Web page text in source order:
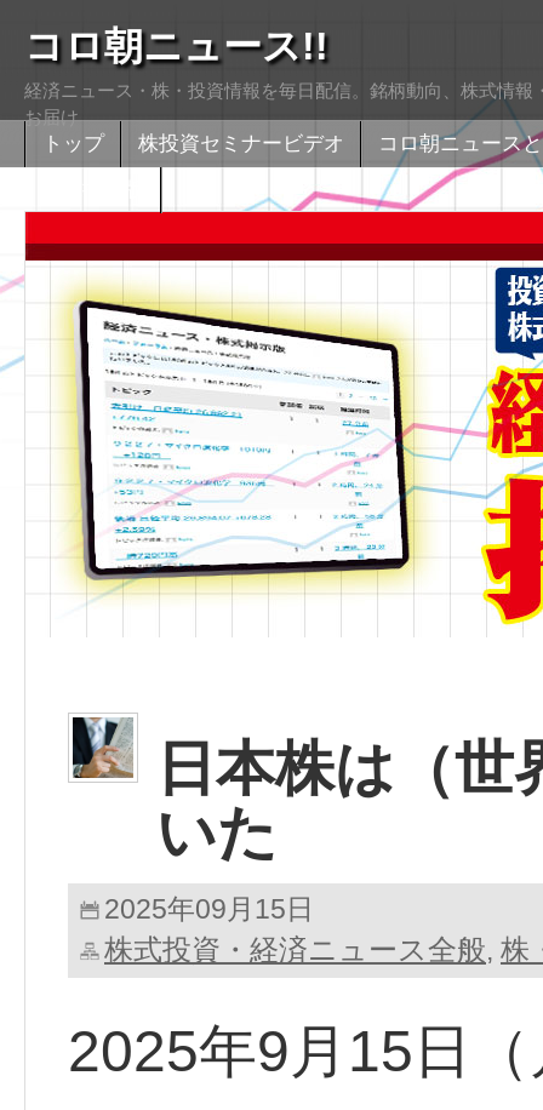
コロ朝ニュース!!
経済ニュース・株・投資情報を毎日配信。銘柄動向、株式情
お届け
トップ 株投資セミナービデオ
コロ朝ニュース
日本株は（
いた
2025年09月15日
株式投資・経済ニュース全般, 株
2025年9月15日